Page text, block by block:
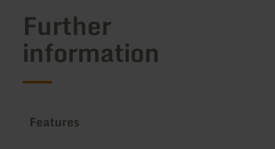
Further
information
Features